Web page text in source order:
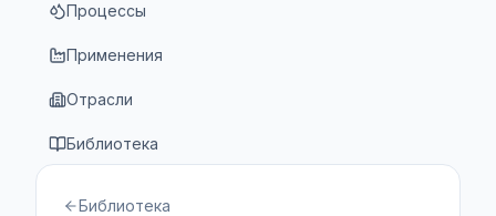
Процессы
Применения
Отрасли
Библиотека
Библиотека